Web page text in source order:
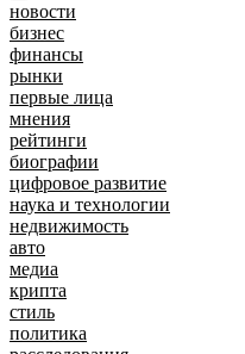
новости
бизнес
финансы
рынки
первые лица
мнения
рейтинги
биографии
цифровое развитие
наука и технологии
недвижимость
авто
медиа
крипта
стиль
политика